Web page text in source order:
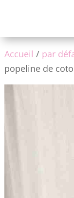
Accueil / par
popeline de